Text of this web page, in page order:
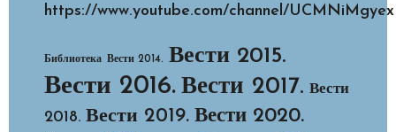
https://www.youtube.com/channel/
Библиотека Вести 2014. Вести 2015.
Вести 2016. Вести 2017. Вести
2018. Вести 2019. Вести 2020.